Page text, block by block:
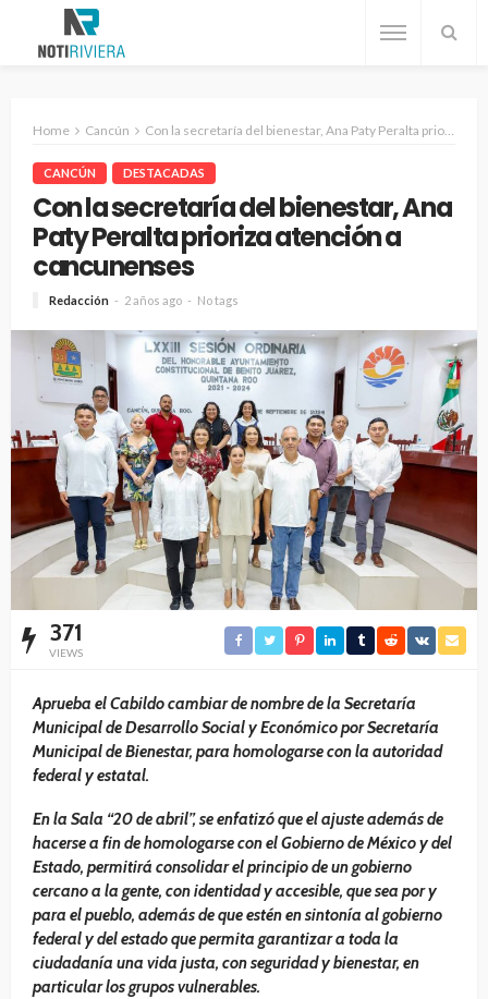
Home Cancún Con la secretaría del bienestar, Ana Paty Peralta prioriza atención a cancunenses
CANCÚN DESTACADAS
Con la secretaría del bienestar, Ana
Paty Peralta prioriza atención a
cancunenses
Redacción 2 años ago No tags
371
VIEWS
Aprueba el Cabildo cambiar de nombre de la Secretaría
Municipal de Desarrollo Social y Económico por Secretaría
Municipal de Bienestar, para homologarse con la autoridad
federal y estatal.
En la Sala “20 de abril”, se enfatizó que el ajuste además de
hacerse a fin de homologarse con el Gobierno de México y del
Estado, permitirá consolidar el principio de un gobierno
cercano a la gente, con identidad y accesible, que sea por y
para el pueblo, además de que estén en sintonía al gobierno
federal y del estado que permita garantizar a toda la
ciudadanía una vida justa, con seguridad y bienestar, en
particular los grupos vulnerables.